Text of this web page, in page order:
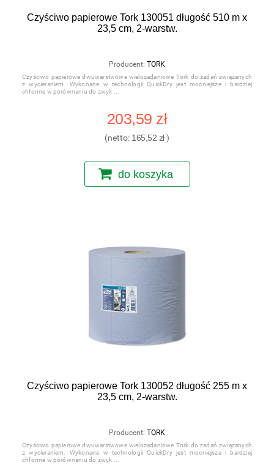
Czyściwo papierowe Tork 130051 długość 510 m x
23,5 cm, 2-warstw.
Producent: TORK
Czyściwo papierowe dwuwarstwowe wielozadaniowe Tork do zadań związanych
z wycieraniem. Wykonane w technologii QuickDry jest mocniejsze i bardziej
chłonne w porównaniu do zwyk
203,59 zł
(netto: 165,52 zł)
do koszyka
Czyściwo papierowe Tork 130052 długość 255 m x
23,5 cm, 2-warstw.
Producent: TORK
Czyściwo papierowe dwuwarstwowe wielozadaniowe Tork do zadań związanych
z wycieraniem. Wykonane w technologii QuickDry jest mocniejsze i bardziej
chłonne w porównaniu do zwyk